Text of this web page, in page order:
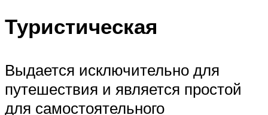
Туристическая
Выдается исключительно для
путешествия и является простой
для самостоятельного